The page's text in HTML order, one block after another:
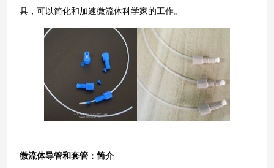
具，可以简化和加速微流体科学家的工作。
微流体导管和套管：简介